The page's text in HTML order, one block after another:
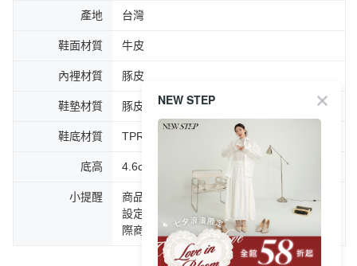
產地 台灣
鞋面材質 牛皮
內裡材質 豚皮
鞋墊材質 豚皮
鞋底材質 TPR
底高 4.6cm
小提醒
商品圖片顏色會因拍攝燈光環境或個人螢幕
設定不同，而造成部份色差現象，顏色以實
際商品為主。
NEW STEP